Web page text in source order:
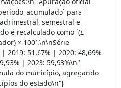
para
semestral e
é recalculado como `(Σ
× 100`.\n\nSérie
2019: 51,67% | 2020: 48,69%
| 2023: 59,93%\n",
do município, agregando
do estado\n"}